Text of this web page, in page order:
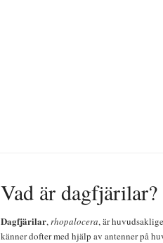
Vad är dagfjärilar?
Dagfjärilar,rhopalocera, är
känner dofter med hjälp av antenner på